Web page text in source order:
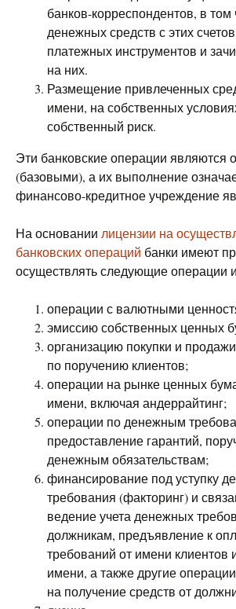
банков-корреспондентов, в
денежных средств с этих
платежных инструментов и
на них.
Размещение привлеченных
имени, на собственных
собственный риск.
Эти банковские операции являются
(базовыми), а их выполнение
финансово-кредитное учреждение
На основании лицензии на
банковских операций банки имеют
осуществлять следующие операции
операции с валютными
эмиссию собственных ценных
организацию покупки и
по поручению клиентов;
операции на рынке ценных
имени, включая андеррайтинг;
операции по денежным
предоставление гарантий,
денежным обязательствам;
финансирование под уступку
требования (факторинг) и
ведение учета денежных
должникам, предъявление к
требований от имени клиентов
имени, а также другие
на получение средств от